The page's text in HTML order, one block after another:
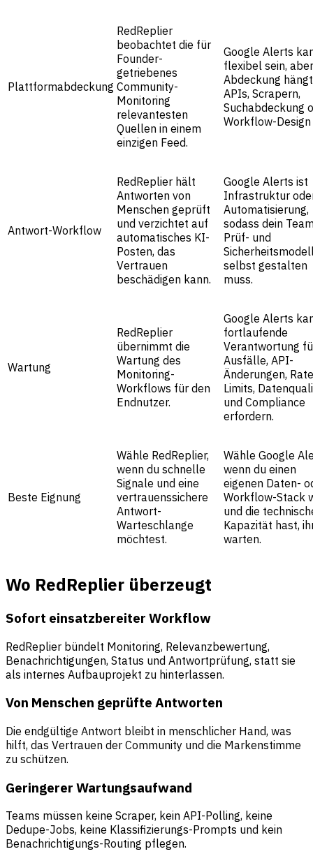
Plattformabdeckung
RedReplier
beobachtet die für
Founder-
getriebenes
Community-
Monitoring
relevantesten
Quellen in einem
einzigen Feed.
Google Alerts
flexibel sein,
Abdeckung
APIs, Scrapern,
Suchabdeckung
Workflow-Design
Antwort-Workflow
RedReplier hält
Antworten von
Menschen geprüft
und verzichtet auf
automatisches KI-
Posten, das
Vertrauen
beschädigen kann.
Google Alerts ist
Infrastruktur
Automatisierung,
sodass dein
Prüf- und
selbst gestalten
muss.
Wartung
RedReplier
übernimmt die
Wartung des
Monitoring-
Workflows für den
Endnutzer.
Google Alerts
fortlaufende
Verantwortung
Ausfälle, API-
Änderungen,
Limits,
und Compliance
erfordern.
Beste Eignung
Wähle RedReplier,
wenn du schnelle
Signale und eine
vertrauenssichere
Antwort-
Warteschlange
möchtest.
Wähle Google
wenn du einen
eigenen Daten-
Workflow-Stack
und die
Kapazität hast,
warten.
Wo RedReplier überzeugt
Sofort einsatzbereiter Workflow
RedReplier bündelt Monitoring, Relevanzbewertung,
Benachrichtigungen, Status und Antwortprüfung, statt sie
als internes Aufbauprojekt zu hinterlassen.
Von Menschen geprüfte Antworten
Die endgültige Antwort bleibt in menschlicher Hand, was
hilft, das Vertrauen der Community und die Markenstimme
zu schützen.
Geringerer Wartungsaufwand
Teams müssen keine Scraper, kein API-Polling, keine
Dedupe-Jobs, keine Klassifizierungs-Prompts und kein
Benachrichtigungs-Routing pflegen.